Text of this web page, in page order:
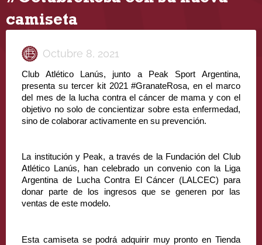
camiseta
Octubre 8, 2021
Club Atlético Lanús, junto a Peak Sport Argentina,
presenta su tercer kit 2021 #GranateRosa, en el marco
del mes de la lucha contra el cáncer de mama y con el
objetivo no solo de concientizar sobre esta enfermedad,
sino de colaborar activamente en su prevención.
La institución y Peak, a través de la Fundación del Club
Atlético Lanús, han celebrado un convenio con la Liga
Argentina de Lucha Contra El Cáncer (LALCEC) para
donar parte de los ingresos que se generen por las
ventas de este modelo.
Esta camiseta se podrá adquirir muy pronto en Tienda